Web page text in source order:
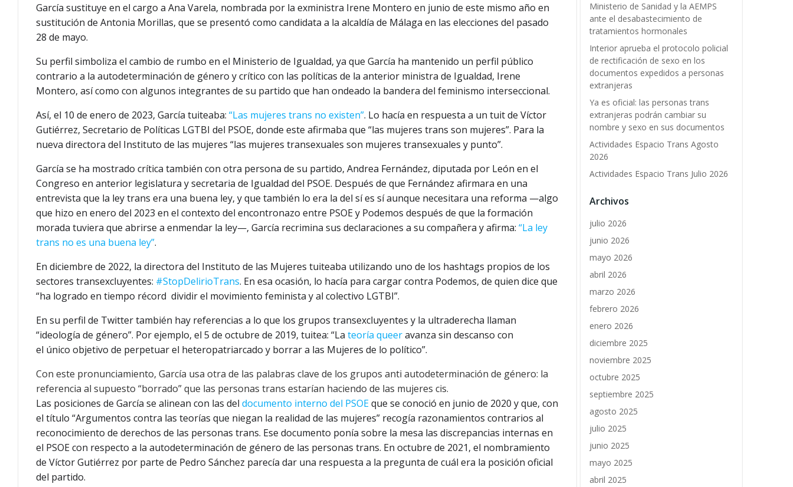
García sustituye en el cargo a Ana Varela, nombrada por la exministra Irene Montero en junio de este mismo año en
sustitución de Antonia Morillas, que se presentó como candidata a la alcaldía de Málaga en las elecciones del pasado
28 de mayo.
Su perfil simboliza el cambio de rumbo en el Ministerio de Igualdad, ya que García ha mantenido un perfil público
contrario a la autodeterminación de género y crítico con las políticas de la anterior ministra de Igualdad, Irene
Montero, así como con algunos integrantes de su partido que han ondeado la bandera del feminismo interseccional.
Así, el 10 de enero de 2023, García tuiteaba: “Las mujeres trans no existen”. Lo hacía en respuesta a un tuit de Víctor
Gutiérrez, Secretario de Políticas LGTBI del PSOE, donde este afirmaba que “las mujeres trans son mujeres”. Para la
nueva directora del Instituto de las mujeres “las mujeres transexuales son mujeres transexuales y punto”.
García se ha mostrado crítica también con otra persona de su partido, Andrea Fernández, diputada por León en el
Congreso en anterior legislatura y secretaria de Igualdad del PSOE. Después de que Fernández afirmara en una
entrevista que la ley trans era una buena ley, y que también lo era la del sí es sí aunque necesitara una reforma —algo
que hizo en enero del 2023 en el contexto del encontronazo entre PSOE y Podemos después de que la formación
morada tuviera que abrirse a enmendar la ley—, García recrimina sus declaraciones a su compañera y afirma: “La ley
trans no es una buena ley”.
En diciembre de 2022, la directora del Instituto de las Mujeres tuiteaba utilizando uno de los hashtags propios de los
sectores transexcluyentes: #StopDelirioTrans. En esa ocasión, lo hacía para cargar contra Podemos, de quien dice que
“ha logrado en tiempo récord dividir el movimiento feminista y al colectivo LGTBI”.
En su perfil de Twitter también hay referencias a lo que los grupos transexcluyentes y la ultraderecha llaman
“ideología de género”. Por ejemplo, el 5 de octubre de 2019, tuitea: “La teoría queeravanza sin descanso con
el único objetivo de perpetuar el heteropatriarcado y borrar a las Mujeres de lo político”.
Con este pronunciamiento, García usa otra de las palabras clave de los grupos anti autodeterminación de género: la
referencia al supuesto “borrado” que las personas trans estarían haciendo de las mujeres cis.
Las posiciones de García se alinean con las del documento interno del PSOEque se conoció en junio de 2020 y que, con
el título “Argumentos contra las teorías que niegan la realidad de las mujeres” recogía razonamientos contrarios al
reconocimiento de derechos de las personas trans. Ese documento ponía sobre la mesa las discrepancias internas en
el PSOE con respecto a la autodeterminación de género de las personas trans. En octubre de 2021, el nombramiento
de Víctor Gutiérrez por parte de Pedro Sánchez parecía dar una respuesta a la pregunta de cuál era la posición oficial
del partido.
Ministerio de Sanidad y la AEMPS
ante el desabastecimiento de
tratamientos hormonales
Interior aprueba el protocolo policial
de rectificación de sexo en los
documentos expedidos a personas
extranjeras
Ya es oficial: las personas trans
extranjeras podrán cambiar su
nombre y sexo en sus documentos
Actividades Espacio Trans Agosto
2026
Actividades Espacio Trans Julio 2026
Archivos
julio 2026
junio 2026
mayo 2026
abril 2026
marzo 2026
febrero 2026
enero 2026
diciembre 2025
noviembre 2025
octubre 2025
septiembre 2025
agosto 2025
julio 2025
junio 2025
mayo 2025
abril 2025